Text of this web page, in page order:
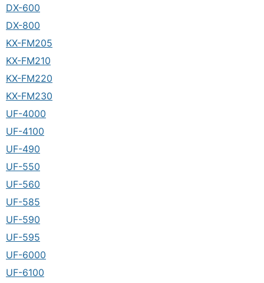
DX-600
DX-800
KX-FM205
KX-FM210
KX-FM220
KX-FM230
UF-4000
UF-4100
UF-490
UF-550
UF-560
UF-585
UF-590
UF-595
UF-6000
UF-6100